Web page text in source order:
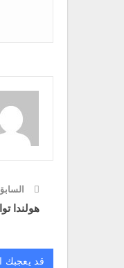
هولندا
قد يعجبك